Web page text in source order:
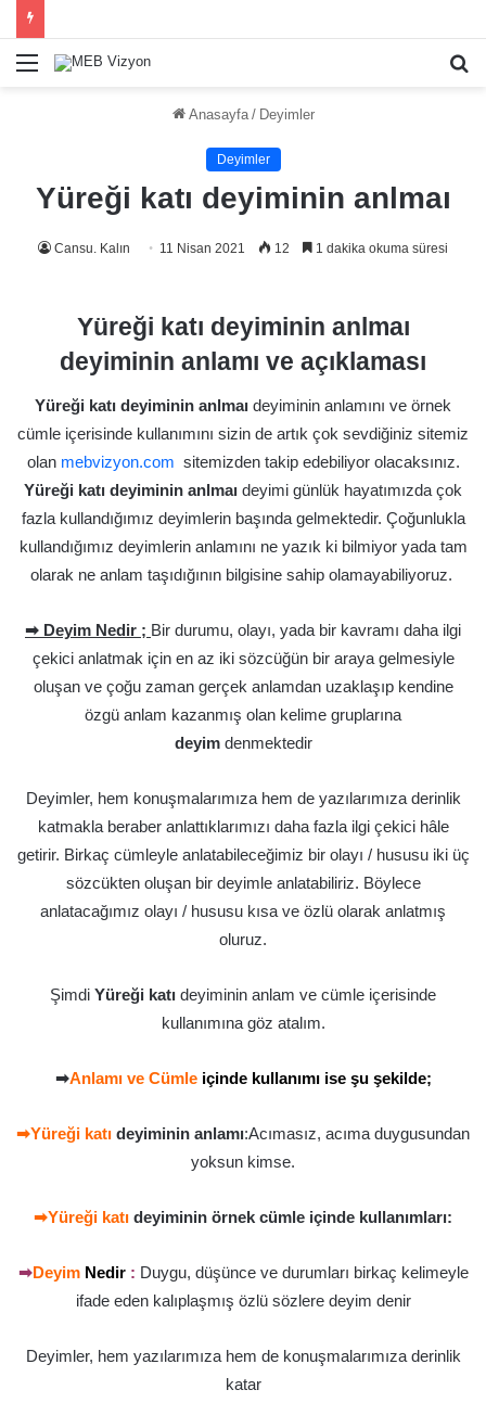
Menü
Anasayfa / Deyimler
Deyimler
Yüreği katı deyiminin anlmaı
Cansu. Kalın 11 Nisan 2021 12 1 dakika okuma süresi
Yüreği katı deyiminin anlmaı
deyiminin anlamı ve açıklaması
Yüreği katı deyiminin anlmaı deyiminin anlamını ve örnek
cümle içerisinde kullanımını sizin de artık çok sevdiğiniz sitemiz
olan mebvizyon.com sitemizden takip edebiliyor olacaksınız.
Yüreği katı deyiminin anlmaı deyimi günlük hayatımızda çok
fazla kullandığımız deyimlerin başında gelmektedir. Çoğunlukla
kullandığımız deyimlerin anlamını ne yazık ki bilmiyor yada tam
olarak ne anlam taşıdığının bilgisine sahip olamayabiliyoruz.
➡ Deyim Nedir ; Bir durumu, olayı, yada bir kavramı daha ilgi
çekici anlatmak için en az iki sözcüğün bir araya gelmesiyle
oluşan ve çoğu zaman gerçek anlamdan uzaklaşıp kendine
özgü anlam kazanmış olan kelime gruplarına
deyim denmektedir
Deyimler, hem konuşmalarımıza hem de yazılarımıza derinlik
katmakla beraber anlattıklarımızı daha fazla ilgi çekici hâle
getirir. Birkaç cümleyle anlatabileceğimiz bir olayı / hususu iki üç
sözcükten oluşan bir deyimle anlatabiliriz. Böylece
anlatacağımız olayı / hususu kısa ve özlü olarak anlatmış
oluruz.
Şimdi Yüreği katı deyiminin anlam ve cümle içerisinde
kullanımına göz atalım.
➡Anlamı ve Cümle içinde kullanımı ise şu şekilde;
➡Yüreği katı deyiminin anlamı:Acımasız, acıma duygusundan
yoksun kimse.
➡Yüreği katı deyiminin örnek cümle içinde kullanımları:
➡DeyimNedir: Duygu, düşünce ve durumları birkaç kelimeyle
ifade eden kalıplaşmış özlü sözlere deyim denir
Deyimler, hem yazılarımıza hem de konuşmalarımıza derinlik
katar